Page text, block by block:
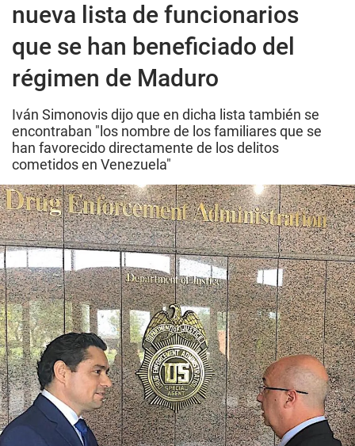
nueva lista de funcionarios
que se han beneficiado del
régimen de Maduro
Iván Simonovis dijo que en dicha lista también se
encontraban "los nombre de los familiares que se
han favorecido directamente de los delitos
cometidos en Venezuela"